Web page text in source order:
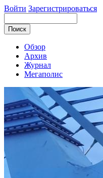
Войти Зарегистрироваться
Обзор
Архив
Журнал
Мегаполис